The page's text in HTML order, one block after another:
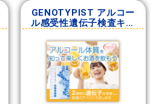
GENOTYPIST アルコー
ル感受性遺伝子検査キッ